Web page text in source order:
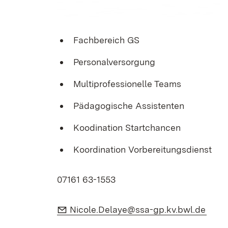
Fachbereich GS
Personalversorgung
Multiprofessionelle Teams
Pädagogische Assistenten
Koodination Startchancen
Koordination Vorbereitungsdienst
07161 63-1553
E-Mail:
Nicole.Delaye@ssa-gp.kv.bwl.de